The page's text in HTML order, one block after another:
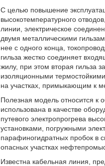
С целью повышение
высокотемпературного
линии, электрическое
двумя металлическими
нее с одного конца,
гильза жестко соединяет
жилу, при этом вторая гильза
изоляционными
на участках, примыкающим к
Полезная модель относится к
использована в качестве
путевого электропрогрева
установками, погружными
парафиногидратных пробок в
опасных участках
Известна кабельная линия,